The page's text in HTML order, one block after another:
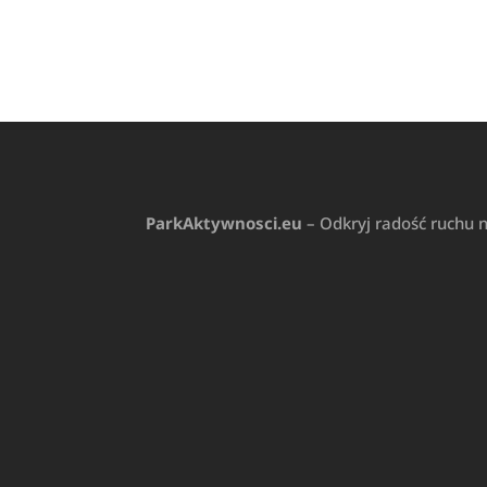
ParkAktywnosci.eu – Odkryj radość ruchu